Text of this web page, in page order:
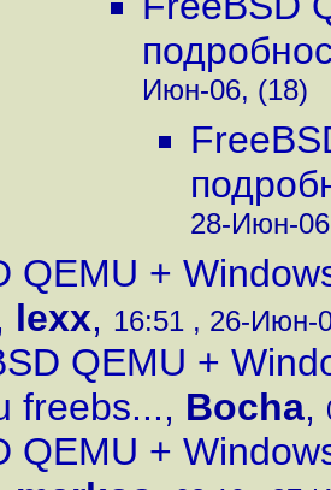
Июн-06, (18)
28-Июн-
QEMU +
lexx, 16:51 , 26-Июн-
QEMU +
freebs..., Bocha,
QEMU +